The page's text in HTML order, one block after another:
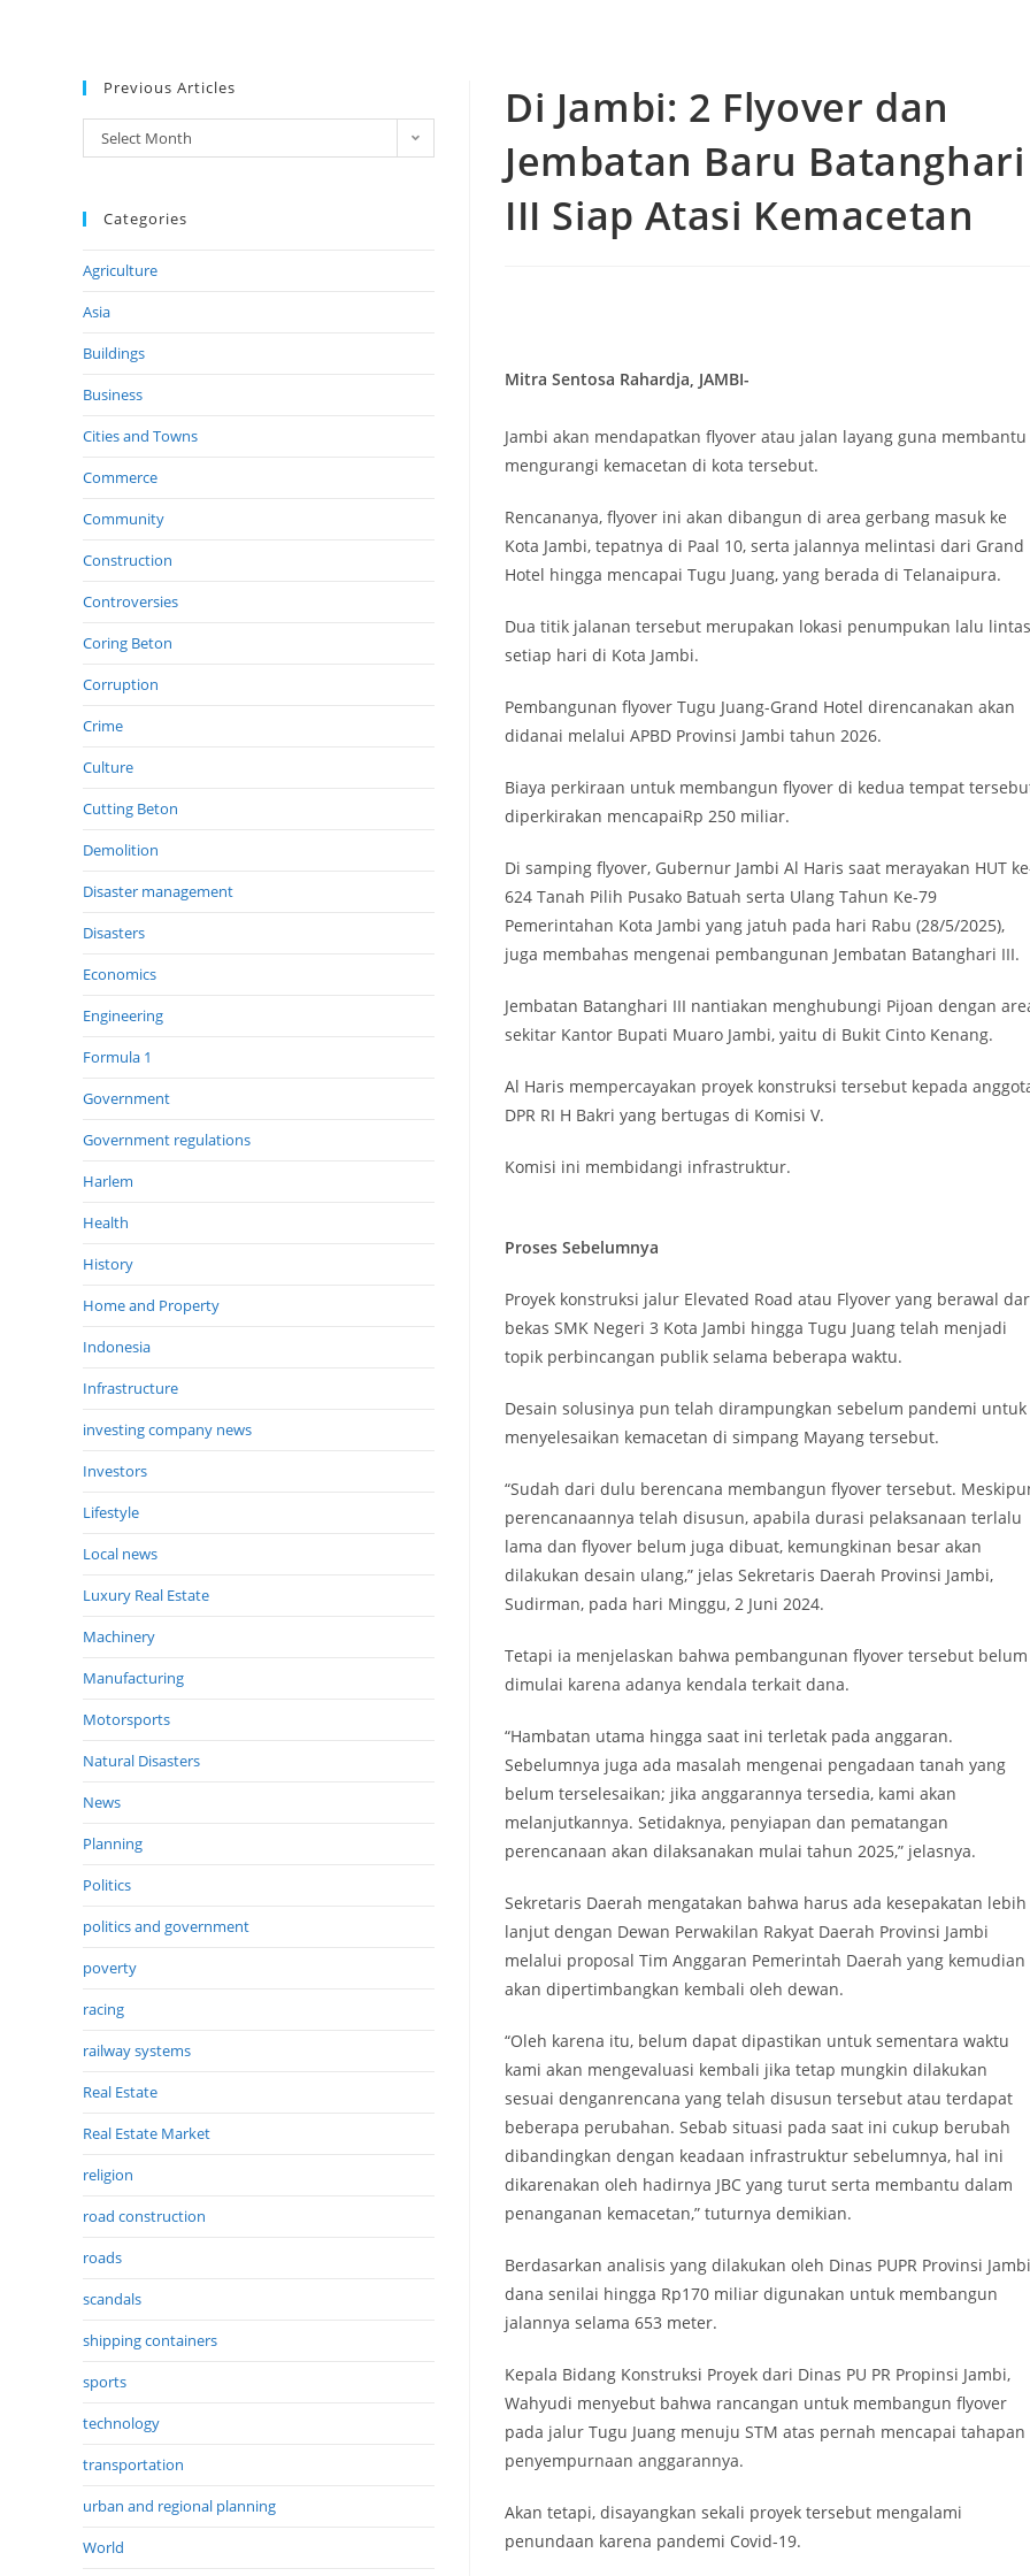
Di Jambi: 2 Flyover dan
Jembatan Baru Batanghari
III Siap Atasi Kemacetan
Mitra Sentosa Rahardja, JAMBI-
Jambi akan mendapatkan flyover atau jalan layang guna membantu
mengurangi kemacetan di kota tersebut.
Rencananya, flyover ini akan dibangun di area gerbang masuk ke
Kota Jambi, tepatnya di Paal 10, serta jalannya melintasi dari Grand
Hotel hingga mencapai Tugu Juang, yang berada di Telanaipura.
Dua titik jalanan tersebut merupakan lokasi penumpukan lalu lintas
setiap hari di Kota Jambi.
Pembangunan flyover Tugu Juang-Grand Hotel direncanakan akan
didanai melalui APBD Provinsi Jambi tahun 2026.
Biaya perkiraan untuk membangun flyover di kedua tempat
diperkirakan mencapaiRp 250 miliar.
Di samping flyover, Gubernur Jambi Al Haris saat merayakan HUT
624 Tanah Pilih Pusako Batuah serta Ulang Tahun Ke-79
Pemerintahan Kota Jambi yang jatuh pada hari Rabu (28/5/2025),
juga membahas mengenai pembangunan Jembatan Batanghari III.
Jembatan Batanghari III nantiakan menghubungi Pijoan dengan
sekitar Kantor Bupati Muaro Jambi, yaitu di Bukit Cinto Kenang.
Al Haris mempercayakan proyek konstruksi tersebut kepada
DPR RI H Bakri yang bertugas di Komisi V.
Komisi ini membidangi infrastruktur.
Proses Sebelumnya
Proyek konstruksi jalur Elevated Road atau Flyover yang berawal
bekas SMK Negeri 3 Kota Jambi hingga Tugu Juang telah menjadi
topik perbincangan publik selama beberapa waktu.
Desain solusinya pun telah dirampungkan sebelum pandemi untuk
menyelesaikan kemacetan di simpang Mayang tersebut.
“Sudah dari dulu berencana membangun flyover tersebut.
perencanaannya telah disusun, apabila durasi pelaksanaan terlalu
lama dan flyover belum juga dibuat, kemungkinan besar akan
dilakukan desain ulang,” jelas Sekretaris Daerah Provinsi Jambi,
Sudirman, pada hari Minggu, 2 Juni 2024.
Tetapi ia menjelaskan bahwa pembangunan flyover tersebut belum
dimulai karena adanya kendala terkait dana.
“Hambatan utama hingga saat ini terletak pada anggaran.
Sebelumnya juga ada masalah mengenai pengadaan tanah yang
belum terselesaikan; jika anggarannya tersedia, kami akan
melanjutkannya. Setidaknya, penyiapan dan pematangan
perencanaan akan dilaksanakan mulai tahun 2025,” jelasnya.
Sekretaris Daerah mengatakan bahwa harus ada kesepakatan lebih
lanjut dengan Dewan Perwakilan Rakyat Daerah Provinsi Jambi
melalui proposal Tim Anggaran Pemerintah Daerah yang kemudian
akan dipertimbangkan kembali oleh dewan.
“Oleh karena itu, belum dapat dipastikan untuk sementara waktu
kami akan mengevaluasi kembali jika tetap mungkin dilakukan
sesuai denganrencana yang telah disusun tersebut atau terdapat
beberapa perubahan. Sebab situasi pada saat ini cukup berubah
dibandingkan dengan keadaan infrastruktur sebelumnya, hal ini
dikarenakan oleh hadirnya JBC yang turut serta membantu dalam
penanganan kemacetan,” tuturnya demikian.
Berdasarkan analisis yang dilakukan oleh Dinas PUPR Provinsi
dana senilai hingga Rp170 miliar digunakan untuk membangun
jalannya selama 653 meter.
Kepala Bidang Konstruksi Proyek dari Dinas PU PR Propinsi Jambi,
Wahyudi menyebut bahwa rancangan untuk membangun flyover
pada jalur Tugu Juang menuju STM atas pernah mencapai tahapan
penyempurnaan anggarannya.
Akan tetapi, disayangkan sekali proyek tersebut mengalami
penundaan karena pandemi Covid-19.
Previous Articles
Select Month
Categories
Agriculture
Asia
Buildings
Business
Cities and Towns
Commerce
Community
Construction
Controversies
Coring Beton
Corruption
Crime
Culture
Cutting Beton
Demolition
Disaster management
Disasters
Economics
Engineering
Formula 1
Government
Government regulations
Harlem
Health
History
Home and Property
Indonesia
Infrastructure
investing company news
Investors
Lifestyle
Local news
Luxury Real Estate
Machinery
Manufacturing
Motorsports
Natural Disasters
News
Planning
Politics
politics and government
poverty
racing
railway systems
Real Estate
Real Estate Market
religion
road construction
roads
scandals
shipping containers
sports
technology
transportation
urban and regional planning
World